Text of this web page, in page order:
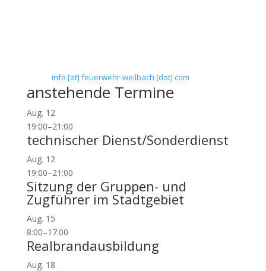
info [at] feuerwehr-weilbach [dot] com
anstehende Termine
Aug. 12
19:00–21:00
technischer Dienst/Sonderdienst
Aug. 12
19:00–21:00
Sitzung der Gruppen- und
Zugführer im Stadtgebiet
Aug. 15
8:00–17:00
Realbrandausbildung
Aug. 18